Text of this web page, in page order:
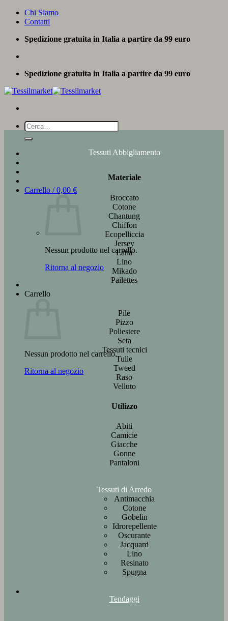
Salta
Chi Siamo
Contatti
Spedizione gratuita in Italia a partire da 99 euro
Spedizione gratuita in Italia a partire da 99 euro
Cerca:
Carrello /0,00 €
Nessun prodotto nel carrello.
Ritorna al negozio
Carrello
Nessun prodotto nel carrello.
Ritorna al negozio
Tessuti Abbigliamento
Materiale
Broccato
Cotone
Chantung
Chiffon
Ecopelliccia
Jersey
Lana
Lino
Mikado
Pailettes
Pile
Pizzo
Poliestere
Seta
Tessuti tecnici
Tulle
Tweed
Raso
Velluto
Utilizzo
Abiti
Camicie
Giacche
Gonne
Pantaloni
Tessuti di Arredo
Antimacchia
Cotone
Gobelin
Idrorepellente
Oscurante
Jacquard
Lino
Resinato
Spugna
Tendaggi